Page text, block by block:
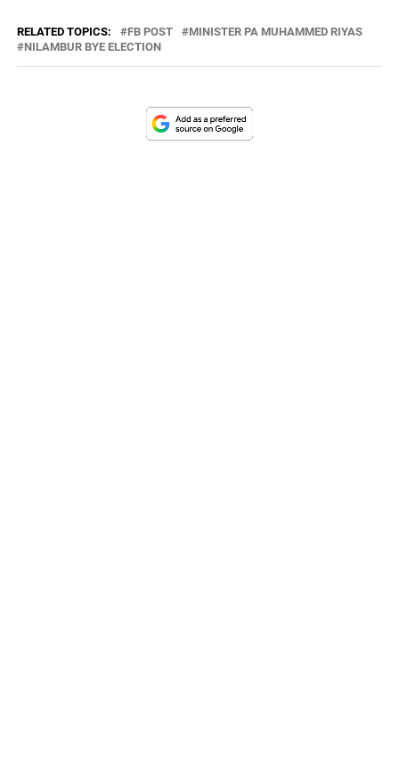
RELATED TOPICS: FB POST
MINISTER PA MUHAMMED RIYAS
NILAMBUR BYE ELECTION